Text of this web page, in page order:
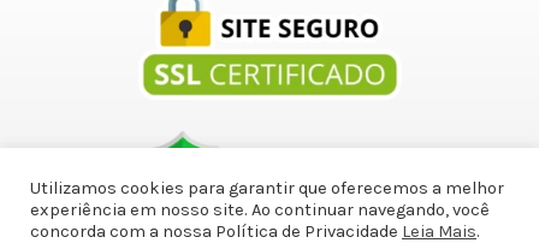
Utilizamos cookies para garantir que oferecemos a melhor
experiência em nosso site. Ao continuar navegando, você
concorda com a nossa Política de Privacidade Leia Mais.